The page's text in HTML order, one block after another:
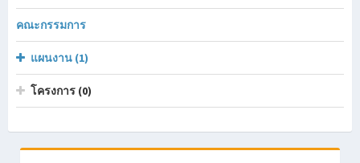
คณะกรรมการ
แผนงาน (1)
โครงการ (0)